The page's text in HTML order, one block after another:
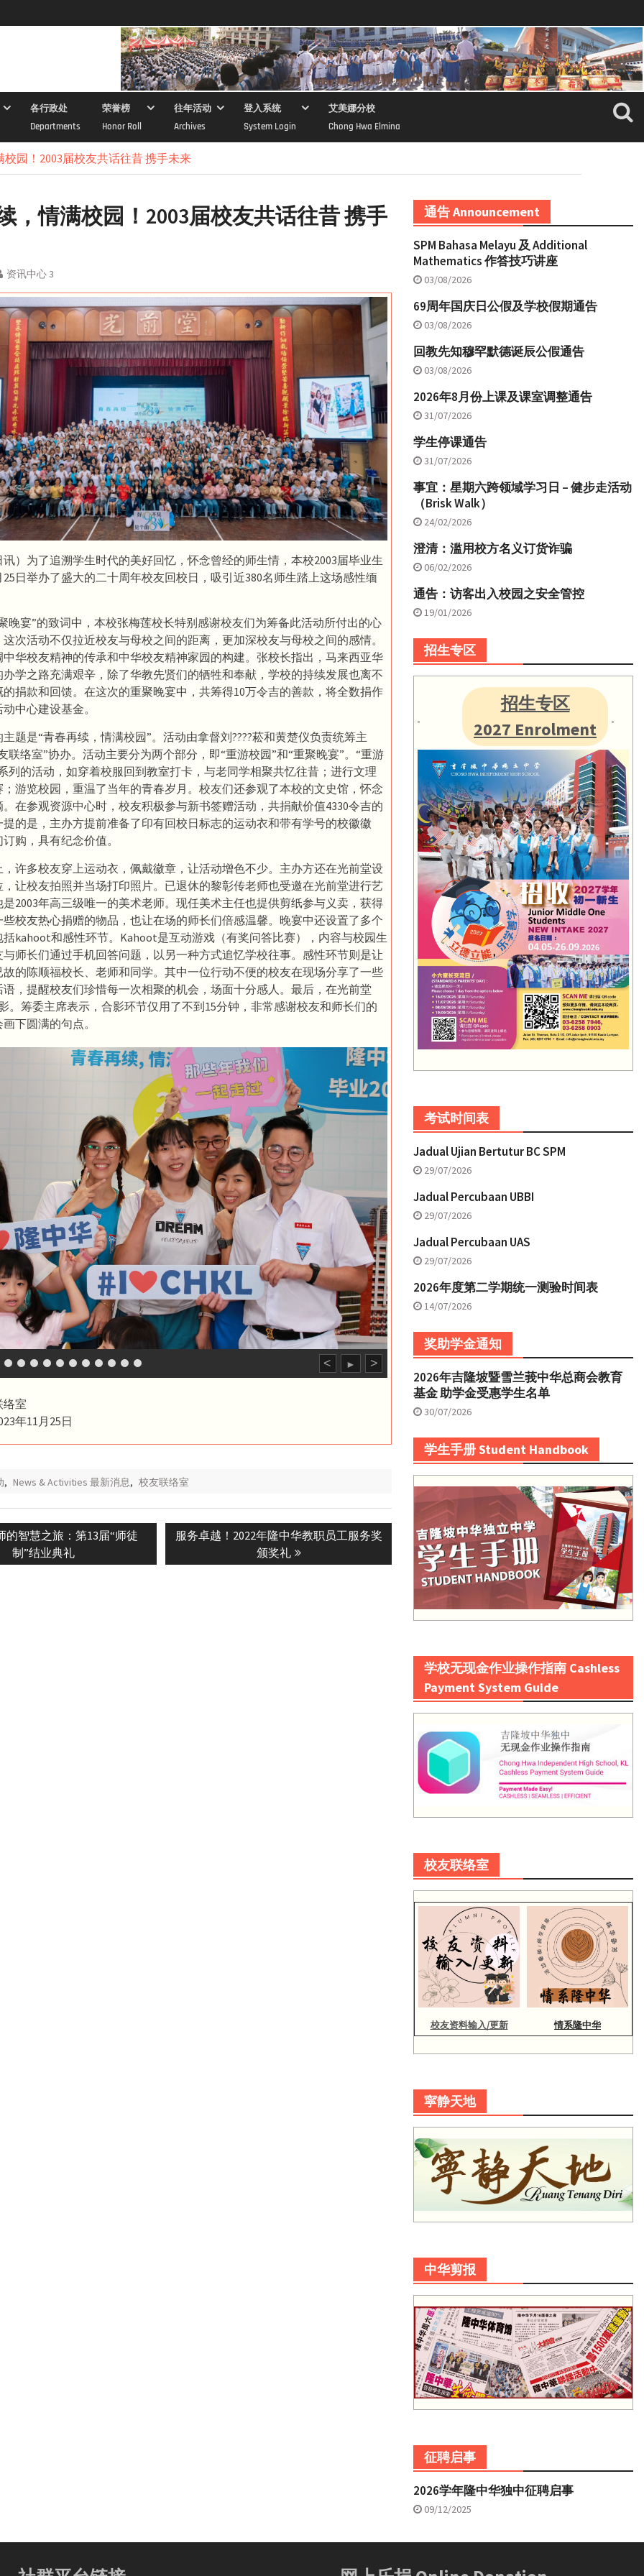
各行政处
Departments
荣誉榜
Honor Roll
往年活动
Archives
登入系统
System Login
艾美娜分校
Chong Hwa Elmina
园！2003届校友共话往昔 携手未来
，情满校园！2003届校友共话往昔 携手
资讯中心 3
讯）为了追溯学生时代的美好回忆，怀念曾经的师生情，本校2003届毕业生
25日举办了盛大的二十周年校友回校日，吸引近380名师生踏上这场感性缅
晚宴”的致词中，本校张梅莲校长特别感谢校友们为筹备此活动所付出的心
次活动不仅拉近校友与母校之间的距离，更加深校友与母校之间的感情。
华校友精神的传承和中华校友精神家园的构建。张校长指出，马来西亚华
学之路充满艰辛，除了华教先贤们的牺牲和奉献，学校的持续发展也离不
捐款和回馈。在这次的重聚晚宴中，共筹得10万令吉的善款，将全数捐作
中心建设基金。
题是“青春再续，情满校园”。活动由拿督刘????菘和黄楚仪负责统筹主
联络室”协办。活动主要分为两个部分，即“重游校园”和“重聚晚宴”。“重游
列的活动，如穿着校服回到教室打卡，与老同学相聚共忆往昔；进行文理
游览校园，重温了当年的青春岁月。校友们还参观了本校的文史馆，怀念
在参观资源中心时，校友积极参与新书签赠活动，共捐献价值4330令吉的
的是，主办方提前准备了印有回校日标志的运动衣和带有学号的校徽徽
购，具有纪念价值。
许多校友穿上运动衣，佩戴徽章，让活动增色不少。主办方还在光前堂设
让校友拍照并当场打印照片。已退休的黎彰传老师也受邀在光前堂进行艺
2003年高三级唯一的美术老师。现任美术主任也提供剪纸参与义卖，获得
校友热心捐赠的物品，也让在场的师长们倍感温馨。晚宴中还设置了多个
kahoot和感性环节。Kahoot是互动游戏（有奖问答比赛），内容与校园生
师长们通过手机回答问题，以另一种方式追忆学校往事。感性环节则是让
的陈顺福校长、老师和同学。其中一位行动不便的校友在现场分享了一些
，提醒校友们珍惜每一次相聚的机会，场面十分感人。最后，在光前堂
。筹委主席表示，合影环节仅用了不到15分钟，非常感谢校友和师长们的
下圆满的句点。
< ► >
络室
年11月25日
, News & Activities 最新消息, 校友联络室
的智慧之旅：第13届“师徒
制”结业典礼
Next
服务卓越！2022年隆中华教职员工服务奖
颁奖礼
通告 Announcement
SPM Bahasa Melayu 及 Additional
Mathematics 作答技巧讲座
03/08/2026
69周年国庆日公假及学校假期通告
03/08/2026
回教先知穆罕默德诞辰公假通告
03/08/2026
2026年8月份上课及课室调整通告
31/07/2026
学生停课通告
31/07/2026
事宜：星期六跨领域学习日 – 健步走活动
（Brisk Walk）
24/02/2026
澄清：滥用校方名义订货诈骗
06/02/2026
通告：访客出入校园之安全管控
19/01/2026
招生专区
招生专区
2027 Enrolment
考试时间表
Jadual Ujian Bertutur BC SPM
29/07/2026
Jadual Percubaan UBBI
29/07/2026
Jadual Percubaan UAS
29/07/2026
2026年度第二学期统一测验时间表
14/07/2026
奖助学金通知
2026年吉隆坡暨雪兰莪中华总商会教育
基金 助学金受惠学生名单
30/07/2026
学生手册 Student Handbook
学校无现金作业操作指南 Cashless
Payment System Guide
校友联络室
校友资料输入/更新 情系隆中华
寜静天地
中华剪报
征聘启事
2026学年隆中华独中征聘启事
09/12/2025